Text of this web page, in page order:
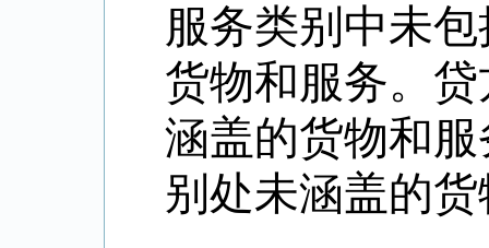
服务类别中未
货物和服务。
涵盖的货物和
别处未涵盖的